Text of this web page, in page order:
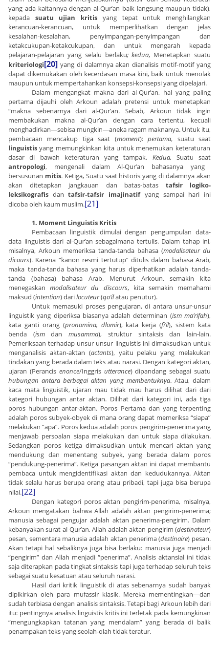
yang ada kaitannya dengan al-Qur’an baik langsung maupun tidak),
kepada suatu ujian kritis yang tepat untuk menghilangkan
kerancuan-kerancuan, untuk memperlihatkan dengan jelas
kesalahan-kesalahan, penyimpangan-penyimpangan dan
ketakcukupan-ketakcukupan, dan untuk mengarah kepada
pelajaran-pelajaran yang selalu berlaku; kedua, Menetapkan suatu
kriteriologi[20] yang di dalamnya akan dianalisis motif-motif yang
dapat dikemukakan oleh kecerdasan masa kini, baik untuk menolak
maupun untuk mempertahankan konsepsi-konsepsi yang dipelajari.
Dalam mengangkat makna dari al-Qur’an, hal yang paling
pertama dijauhi oleh Arkoun adalah pretensi untuk menetapkan
“makna sebenarnya dari al-Qur’an. Sebab, Arkoun tidak ingin
membakukan makna al-Qur’an dengan cara tertentu, kecuali
menghadirkan—sebisa mungkin—aneka ragam maknanya. Untuk itu,
pembacaan mencakup tiga saat (moment):pertama, suatu saat
linguistis yang memungkinkan kita untuk menemukan keteraturan
dasar di bawah keteraturan yang tampak. Kedua, Suatu saat
antropologi, mengenali dalam Al-Qur’an bahasanya yang
bersusunan mitis. Ketiga, Suatu saat historis yang di dalamnya akan
akan ditetapkan jangkauan dan batas-batas tafsir logiko-
leksikografis dan tafsir-tafsir imajinatifyang sampai hari ini
dicoba oleh kaum muslim.[21]
1. Moment Linguistis Kritis
Pembacaan linguistik dimulai dengan pengumpulan data-
data linguistis dari al-Qur’an sebagaimana tertulis. Dalam tahap ini,
misalnya, Arkoun memeriksa tanda-tanda bahasa (modalisateur du
dicours). Karena “kanon resmi tertutup” ditulis dalam bahasa Arab,
maka tanda-tanda bahasa yang harus diperhatikan adalah tanda-
tanda (bahasa) bahasa Arab. Menurut Arkoun, semakin kita
menegaskanmodalisateur du discours, kita semakin memahami
maksud (intention) darilocuteur(qo’ilatau penutur).
Untuk memasuki proses pengujaran, di antara unsur-unsur
linguistik yang diperiksa biasanya adalah determinan (ism ma’rifah),
kata ganti orang (pronomina, dlomir), kata kerja (fi’il), sistem kata
benda (ismdanmusamma), struktur sintaksis dan lain-lain.
Pemeriksaan terhadap unsur-unsur linguistis ini dimaksudkan untuk
menganalisis aktan-aktan (actants), yaitu pelaku yang melakukan
tindakan yang berada dalam teks atau narasi. Dengan kategori aktan,
ujaran (Perancis enonce/Inggris utterance) dipandang sebagai suatu
hubungan antara berbagai aktan yang membentuknya. Atau, dalam
kaca mata linguistik, ujaran mau tidak mau harus dilihat dari dari
kategori hubungan antar aktan. Dilihat dari kategori ini, ada tiga
poros hubungan antar-aktan. Poros Pertama dan yang terpenting
adalah poros subyek-obyek di mana orang dapat memeriksa “siapa”
melakukan “apa”. Poros kedua adalah poros pengirim-penerima yang
menjawab persoalan siapa melakukan dan untuk siapa dilakukan.
Sedangkan poros ketiga dimaksudkan untuk mencari aktan yang
mendukung dan menentang subyek, yang berada dalam poros
“pendukung-penerima”. Ketiga pasangan aktan ini dapat membantu
pembaca untuk mengidentifikasi aktan dan kedudukannya. Aktan
tidak selalu harus berupa orang atau pribadi, tapi juga bisa berupa
nilai.[22]
Dengan kategori poros aktan pengirim-penerima, misalnya,
Arkoun mengatakan bahwa Allah adalah aktan pengirim-penerima;
manusia sebagai pengujar adalah aktan penerima-pengirim. Dalam
kebanyakan surat al-Qur’an, Allah adalah aktan pengirim (destinateur)
pesan, sementara manusia adalah aktan penerima (destinaire) pesan.
Akan tetapi hal sebaliknya juga bisa berlaku: manusia juga menjadi
“pengirim” dan Allah menjadi “penerima”. Analisis aktansial ini tidak
saja diterapkan pada tingkat sintaksis tapi juga terhadap seluruh teks
sebagai suatu kesatuan atau seluruh narasi.
Hasil dari kritik linguistik di atas sebenarnya sudah banyak
dipikirkan oleh para mufassir klasik. Mereka mementingkan—dan
sudah terbiasa dengan analisis sintaksis. Tetapi bagi Arkoun lebih dari
itu: pentingnya analisis linguistis kritis ini terletak pada kemungkinan
“mengungkapkan tatanan yang mendalam” yang berada di balik
penampakan teks yang seolah-olah tidak teratur.